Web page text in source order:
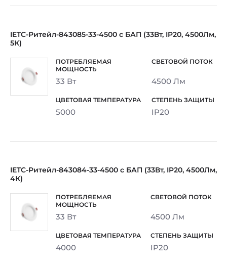
IETC-Ритейл-843085-33-4500 с БАП (33Вт, IP20, 4500Лм,
5К)
33 Вт 4500 Лм
5000 IP20
IETC-Ритейл-843084-33-4500 с БАП (33Вт, IP20, 4500Лм,
4К)
33 Вт 4500 Лм
4000 IP20